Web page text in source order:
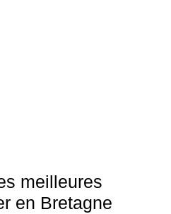
meilleures
en Bretagne